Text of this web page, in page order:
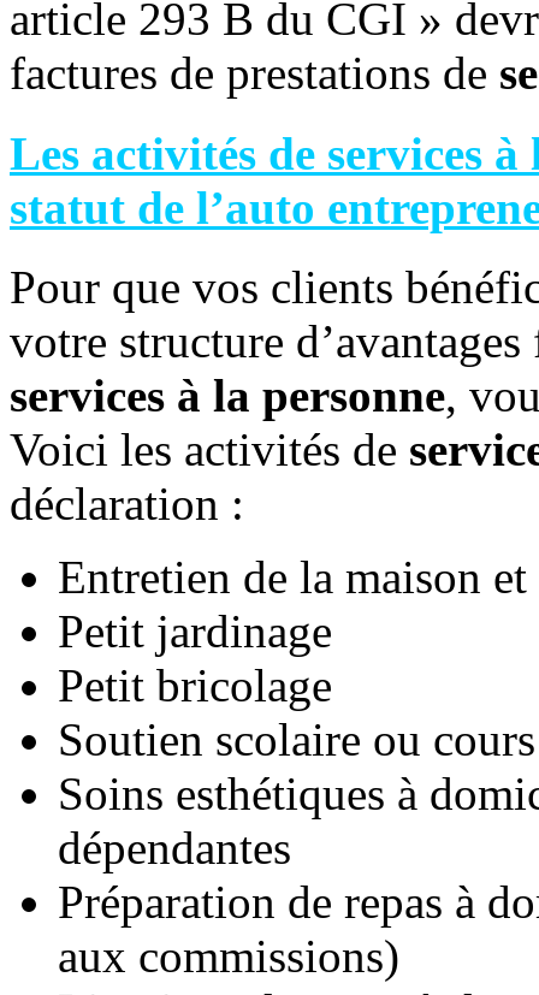
article 293 B du CGI »
factures de prestations de
Les activités de services
statut de l’auto
Pour que vos clients
votre structure
services à la personne,
Voici les activités de
déclaration :
Entretien de la maison
Petit jardinage
Petit bricolage
Soutien scolaire ou
Soins esthétiques à
dépendantes
Préparation de repas à
aux commissions)